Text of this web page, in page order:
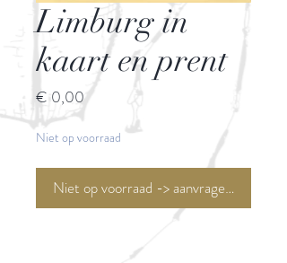
Limburg in
kaart en prent
€ 0,00Prijs
Niet op voorraad
Niet op voorraad -> aanvragen <-